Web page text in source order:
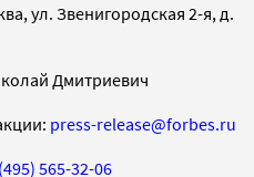
ул. Звенигородская 2-я, д.
Дмитриевич
press-release@forbes.ru
565-32-06